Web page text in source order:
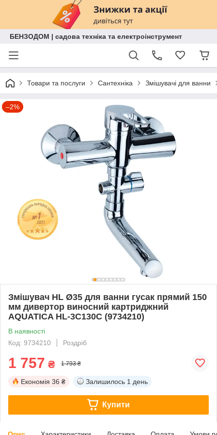
БЕНЗОДОМ | садова техніка та електроінструмент
Товари та послуги Сантехніка Змішувачі для ванни
–2%
Змішувач HL Ø35 для ванни гусак прямий 150
мм дивертор виносний картриджний
AQUATICA HL-3C130C (9734210)
В наявності
Код: 9734210
Роздріб
1 757 ₴ 1 793 ₴
Економія 36 ₴ Залишилось 1 день
Купити